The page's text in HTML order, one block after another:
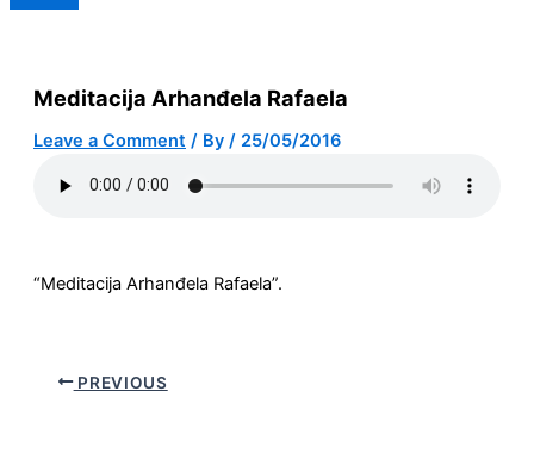
Meditacija Arhanđela Rafaela
Leave a Comment / By / 25/05/2016
“Meditacija Arhanđela Rafaela”.
PREVIOUS